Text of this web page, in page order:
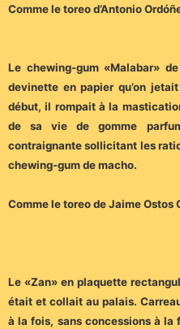
Comme le toreo d’Antonio
Le chewing-gum «Malabar»
devinette en papier qu’on
début, il rompait à la
de sa vie de gomme
contraignante sollicitant les
chewing-gum de macho.
Comme le toreo de Jaime Ostos
Le «Zan» en plaquette
était et collait au palais.
à la fois, sans concessions à